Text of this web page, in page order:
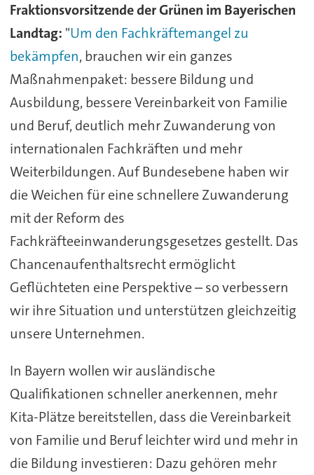
Fraktionsvorsitzende der Grünen im Bayerischen
Landtag: "Um den Fachkräftemangel zu
bekämpfen, brauchen wir ein ganzes
Maßnahmenpaket: bessere Bildung und
Ausbildung, bessere Vereinbarkeit von Familie
und Beruf, deutlich mehr Zuwanderung von
internationalen Fachkräften und mehr
Weiterbildungen. Auf Bundesebene haben wir
die Weichen für eine schnellere Zuwanderung
mit der Reform des
Fachkräfteeinwanderungsgesetzes gestellt. Das
Chancenaufenthaltsrecht ermöglicht
Geflüchteten eine Perspektive – so verbessern
wir ihre Situation und unterstützen gleichzeitig
unsere Unternehmen.
In Bayern wollen wir ausländische
Qualifikationen schneller anerkennen, mehr
Kita-Plätze bereitstellen, dass die Vereinbarkeit
von Familie und Beruf leichter wird und mehr in
die Bildung investieren: Dazu gehören mehr